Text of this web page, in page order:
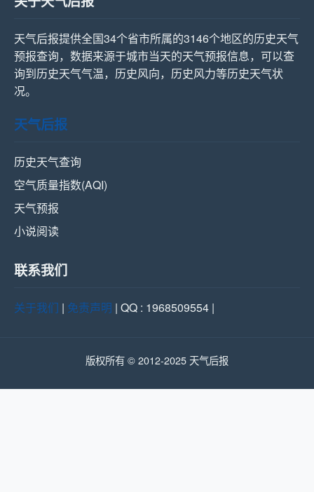
天气后报提供全国34个省市所属的3146个地区的历史天气
预报查询，数据来源于城市当天的天气预报信息，可以查
询到历史天气气温，历史风向，历史风力等历史天气状
况。
天气后报
历史天气查询
空气质量指数(AQI)
天气预报
小说阅读
联系我们
关于我们 | 免责声明 | QQ : 1968509554 |
版权所有 © 2012-2025 天气后报